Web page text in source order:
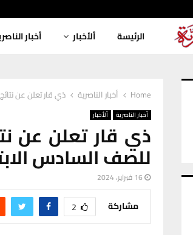
الرئيسة ألأخبار أخبار
Home أخبار الناصرية ذي قار تعلن عن
أخبار الناصرية ألأخبار
ذي قار تعلن عن
للصف السادس
16 فبراير، 2024
مشاركة 2